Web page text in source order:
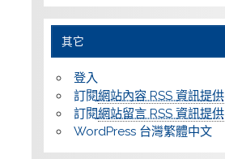
其它
登入
訂閱網站內容 RSS 資訊提供
訂閱網站留言 RSS 資訊提供
WordPress 台灣繁體中文